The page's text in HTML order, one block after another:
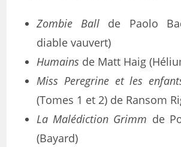
Zombie Ball de Paolo
diable vauvert)
Humains de Matt Haig
Miss Peregrine et les
(Tomes 1 et 2) de Ransom
La Malédiction Grimm de
(Bayard)